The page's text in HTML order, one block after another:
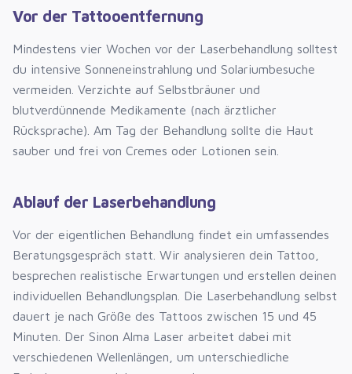
Vor der Tattooentfernung
Mindestens vier Wochen vor der Laserbehandlung solltest
du intensive Sonneneinstrahlung und Solariumbesuche
vermeiden. Verzichte auf Selbstbräuner und
blutverdünnende Medikamente (nach ärztlicher
Rücksprache). Am Tag der Behandlung sollte die Haut
sauber und frei von Cremes oder Lotionen sein.
Ablauf der Laserbehandlung
Vor der eigentlichen Behandlung findet ein umfassendes
Beratungsgespräch statt. Wir analysieren dein Tattoo,
besprechen realistische Erwartungen und erstellen deinen
individuellen Behandlungsplan. Die Laserbehandlung selbst
dauert je nach Größe des Tattoos zwischen 15 und 45
Minuten. Der Sinon Alma Laser arbeitet dabei mit
verschiedenen Wellenlängen, um unterschiedliche